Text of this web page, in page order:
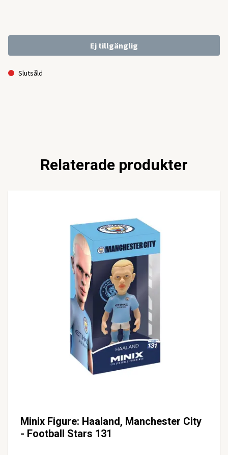
Ej tillgänglig
Slutsåld
Relaterade produkter
Minix Figure: Haaland, Manchester City
- Football Stars 131